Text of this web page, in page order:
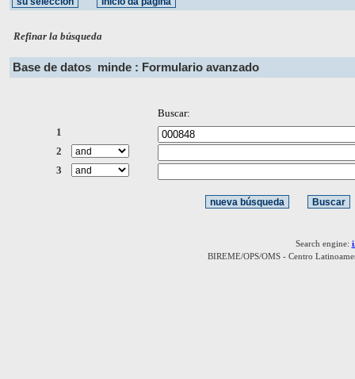
Refinar la búsqueda
Base de datos minde : Formulario avanzado
Buscar:
1
2
3
Search engine:
BIREME/OPS/OMS - Centro